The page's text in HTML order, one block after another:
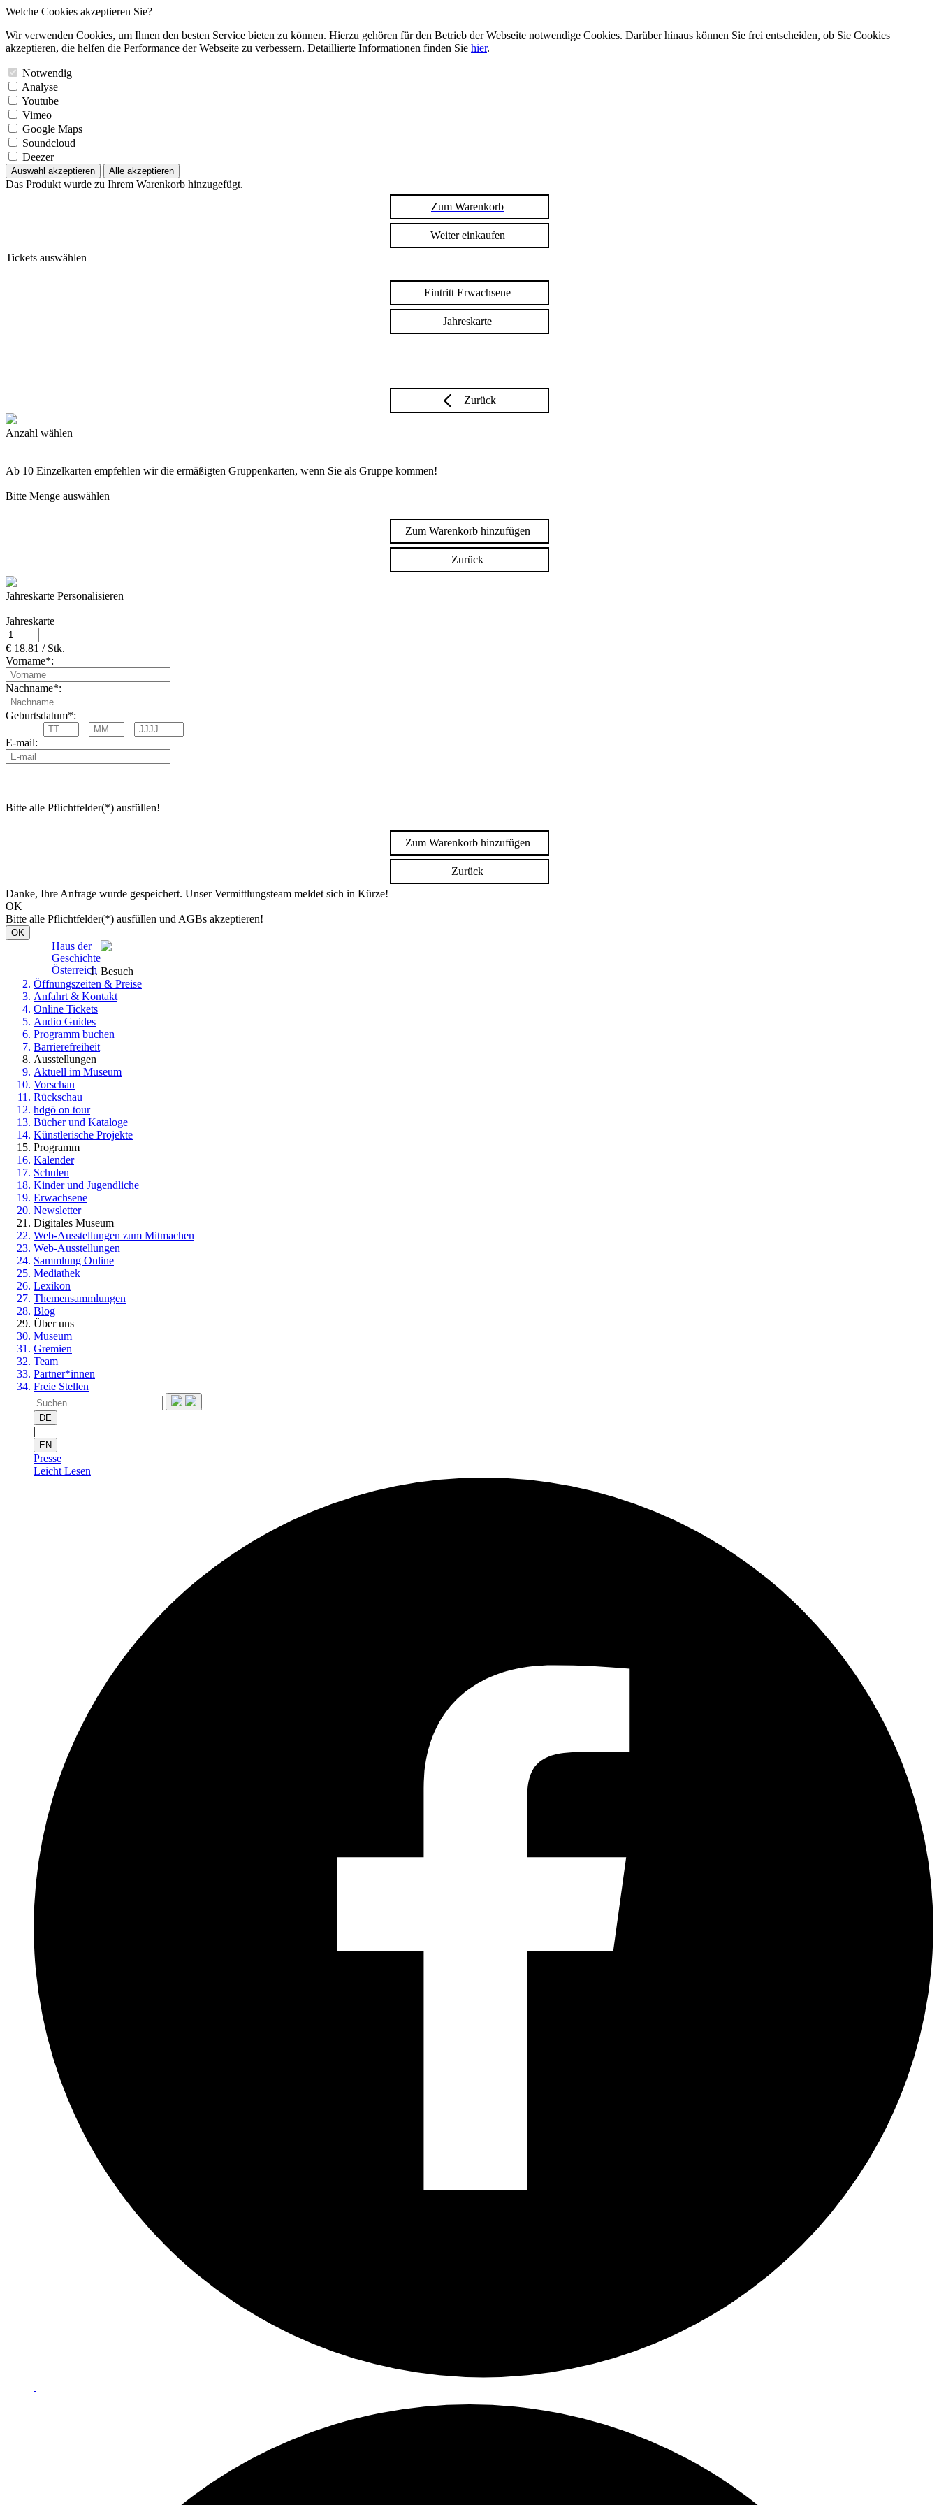
Welche Cookies akzeptieren Sie?
Wir verwenden Cookies, um Ihnen den besten Service bieten zu können. Hierzu gehören für den Betrieb der Webseite notwendige Cookies. Darüber hinaus können Sie frei entscheiden, ob Sie Cookies
akzeptieren, die helfen die Performance der Webseite zu verbessern. Detaillierte Informationen finden Sie hier.
Notwendig
Analyse
Youtube
Vimeo
Google Maps
Soundcloud
Deezer
Auswahl akzeptieren Alle akzeptieren
Das Produkt wurde zu Ihrem Warenkorb hinzugefügt.
Zum Warenkorb
Weiter einkaufen
Tickets auswählen
Eintritt Erwachsene
Jahreskarte
Zurück
Anzahl wählen
Ab 10 Einzelkarten empfehlen wir die ermäßigten Gruppenkarten, wenn Sie als Gruppe kommen!
Bitte Menge auswählen
Zum Warenkorb hinzufügen
Zurück
Jahreskarte Personalisieren
Jahreskarte
€ 18.81 / Stk.
Vorname*:
Nachname*:
Geburtsdatum*:
E-mail:
Bitte alle Pflichtfelder(*) ausfüllen!
Zum Warenkorb hinzufügen
Zurück
Danke, Ihre Anfrage wurde gespeichert. Unser Vermittlungsteam meldet sich in Kürze!
OK
Bitte alle Pflichtfelder(*) ausfüllen und AGBs akzeptieren!
OK
Haus der
Geschichte
Österreich Besuch
Öffnungszeiten & Preise
Anfahrt & Kontakt
Online Tickets
Audio Guides
Programm buchen
Barrierefreiheit
Ausstellungen
Aktuell im Museum
Vorschau
Rückschau
hdgö on tour
Bücher und Kataloge
Künstlerische Projekte
Programm
Kalender
Schulen
Kinder und Jugendliche
Erwachsene
Newsletter
Digitales Museum
Web-Ausstellungen zum Mitmachen
Web-Ausstellungen
Sammlung Online
Mediathek
Lexikon
Themensammlungen
Blog
Über uns
Museum
Gremien
Team
Partner*innen
Freie Stellen
DE
|
EN
Presse
Leicht Lesen